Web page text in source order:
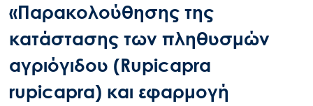
«Παρακολούθησης της
κατάστασης των πληθυσμών
αγριόγιδου (Rupicapra
rupicapra) και εφαρμογή